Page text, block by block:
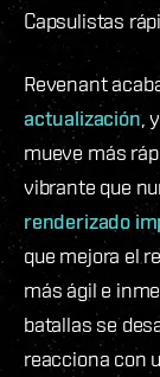
Capsulistas
Revenant
actualización,
mueve más
vibrante que
renderizado
que mejora el
más ágil e
batallas se
reacciona con